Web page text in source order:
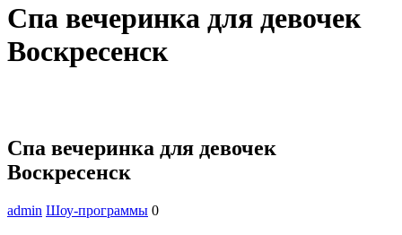
Спа вечеринка для девочек
Воскресенск
Спа вечеринка для девочек
Воскресенск
admin Шоу-программы 0